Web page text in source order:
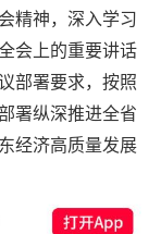
精神，深入学习
会上的重要讲话
部署要求，按照
署纵深推进全省
经济高质量发展